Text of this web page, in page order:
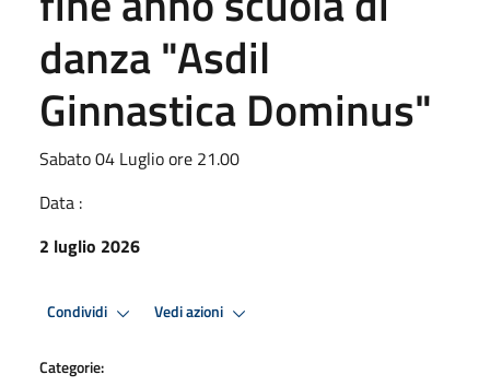
danza "Asdil
Ginnastica Dominus"
Sabato 04 Luglio ore 21.00
Data :
2 luglio 2026
Condividi Vedi azioni
Categorie: